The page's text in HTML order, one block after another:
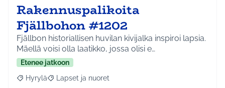
Rakennuspalikoita
Fjällbohon #1202
Fjällbon historiallisen huvilan kivijalka inspiroi lapsia.
Mäellä voisi olla laatikko, jossa olisi e…
Etenee jatkoon
Rajaa tulokset aihepiirin mukaan: Hyrylä
Hyrylä Rajaa tulokset teeman mukaan: Lapset ja nuoret
Lapset ja nuoret